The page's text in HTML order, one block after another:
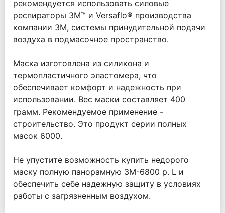
рекомендуется использовать силовые
респираторы 3М™ и Versaflo® производства
компании 3М, системы принудительной подачи
воздуха в подмасочное пространство.
Маска изготовлена из силикона и
термопластичного эластомера, что
обеспечивает комфорт и надежность при
использовании. Вес маски составляет 400
грамм. Рекомендуемое применение -
строительство. Это продукт серии полных
масок 6000.
Не упустите возможность купить недорого
маску полную панорамную 3М-6800 р. L и
обеспечить себе надежную защиту в условиях
работы с загрязненным воздухом.